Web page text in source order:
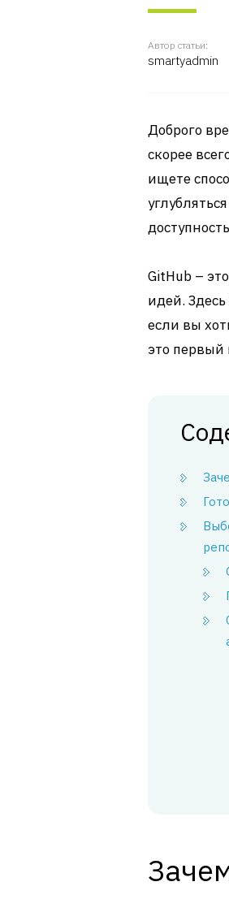
Автор статьи:
smartyadmin
Доброго
скорее
ищете
GitHub –
идей.
если вы
это